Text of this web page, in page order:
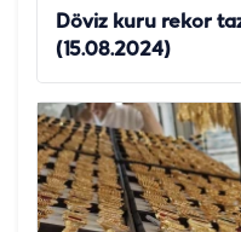
Döviz kuru rekor
(15.08.2024)